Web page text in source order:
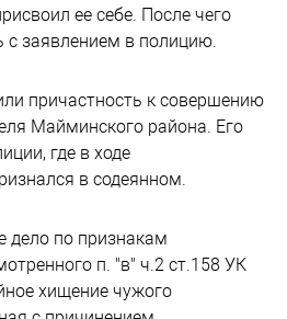
ее себе. После чего
с заявлением в полицию.
причастность к совершению
Майминского района. Его
где в ходе
в содеянном.
дело по признакам
п. "в" ч.2 ст.158 УК
хищение чужого